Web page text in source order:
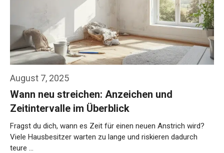
August 7, 2025
Wann neu streichen: Anzeichen und
Zeitintervalle im Überblick
Fragst du dich, wann es Zeit für einen neuen Anstrich wird?
Viele Hausbesitzer warten zu lange und riskieren dadurch
teure …